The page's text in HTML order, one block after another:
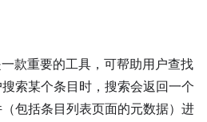
款重要的工具，可帮助用户查找
索某个条目时，搜索会返回一个
包括条目列表页面的元数据）进